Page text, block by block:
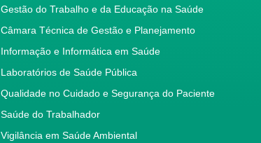
Gestão do Trabalho e da Educação na Saúde
Câmara Técnica de Gestão e Planejamento
Informação e Informática em Saúde
Laboratórios de Saúde Pública
Qualidade no Cuidado e Segurança do Paciente
Saúde do Trabalhador
Vigilância em Saúde Ambiental